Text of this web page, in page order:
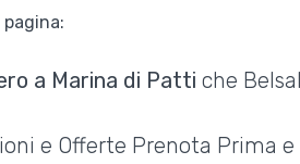
a Marina di Patti che
e Offerte Prenota Prima